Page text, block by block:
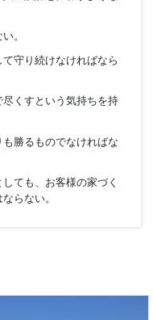
一
ズのお客様へ
ればならない十ヶ
ければならない。